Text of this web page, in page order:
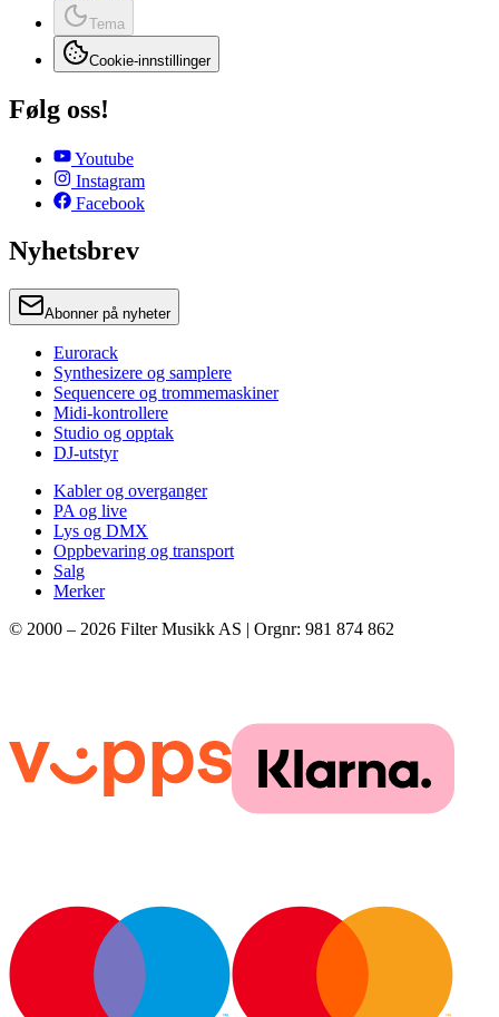
Tema
Cookie-innstillinger
Følg oss!
Youtube
Instagram
Facebook
Nyhetsbrev
Abonner på nyheter
Eurorack
Synthesizere og samplere
Sequencere og trommemaskiner
Midi-kontrollere
Studio og opptak
DJ-utstyr
Kabler og overganger
PA og live
Lys og DMX
Oppbevaring og transport
Salg
Merker
© 2000 – 2026 Filter Musikk AS | Orgnr: 981 874 862